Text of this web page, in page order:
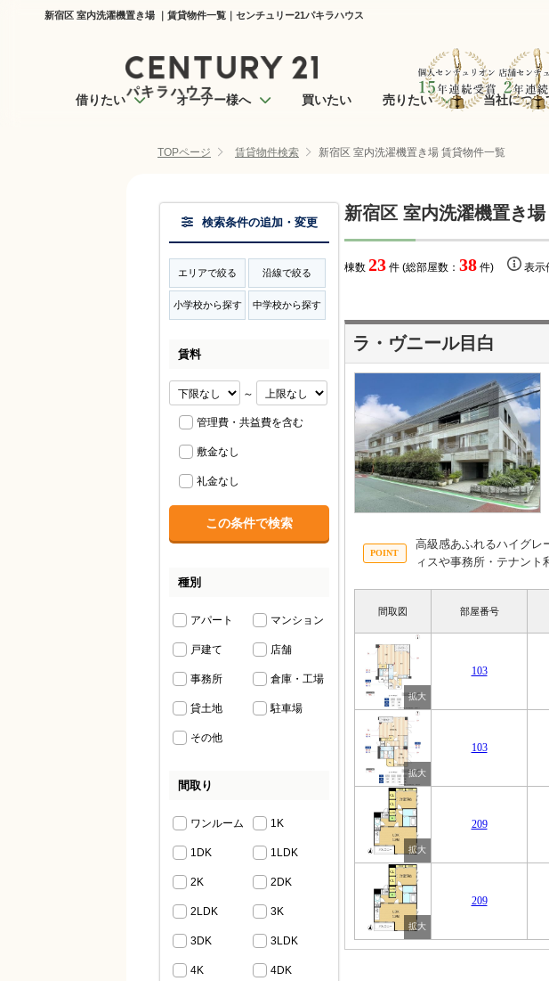
新宿区 室内洗濯機置き場 ｜賃貸物件一覧｜センチュリー21パキラハウス
借りたい オーナー様へ 買いたい 売りたい 当社につい
TOPページ 賃貸物件検索 新宿区 室内洗濯機置き場 賃貸物件一覧
新宿区 室内洗濯機置き
棟数 23 件 (総部屋数： 38 件) 表
ラ・ヴニール目白
高級感あふれるハイグレ
ィスや事務所・テナント
間取図 部屋番号
103
103
209
209
検索条件の追加・変更
エリアで絞る 沿線で絞る
小学校から探す 中学校から探す
賃料
～
管理費・共益費を含む
敷金なし
礼金なし
種別
アパート マンション
戸建て 店舗
事務所 倉庫・工場
貸土地 駐車場
その他
間取り
ワンルーム 1K
1DK 1LDK
2K 2DK
2LDK 3K
3DK 3LDK
4K 4DK